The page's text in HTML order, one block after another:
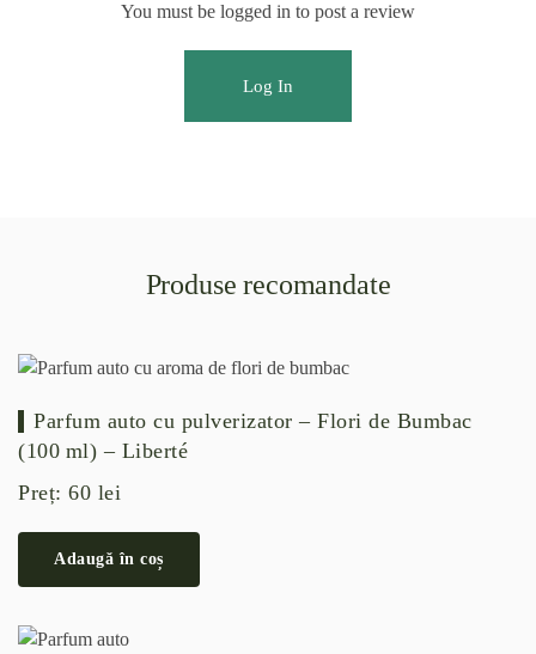
You must be logged in to post a review
Log In
Produse recomandate
Parfum auto cu pulverizator – Flori de Bumbac
(100 ml) – Liberté
Preț: 60 lei
Adaugă în coș